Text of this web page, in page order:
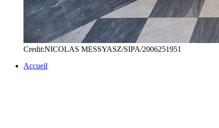
Credit:NICOLAS MESSYASZ/SIPA/2006251951
Accueil